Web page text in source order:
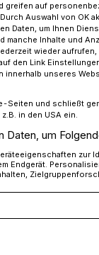
greifen auf
Auswahl von OK
Daten, um Ihnen
manche Inhalte und
wieder
den Link
unseres
und schließt
in den USA ein.
Daten, um
zur
Endgerät.